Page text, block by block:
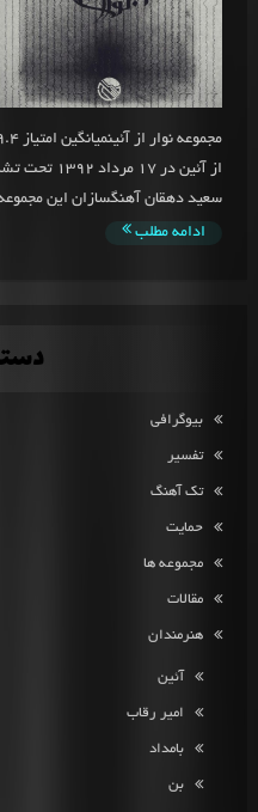
از آئین در
سعید دهقان آهنگسازان این
ادامه مطلب
بیوگرافی
تفسیر
تک آهنگ
حمایت
مجموعه ها
مقالات
هنرمندان
آئین
امیر رقاب
بامداد
بن